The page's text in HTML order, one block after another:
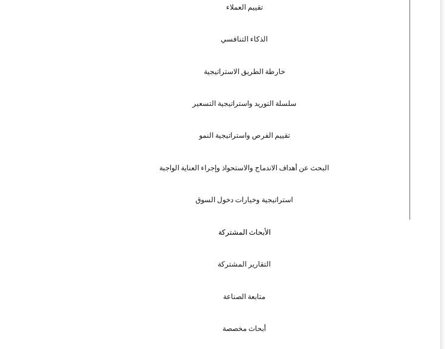
تقييم العملاء
الذكاء التنافسي
خارطة الطريق الاستراتيجية
سلسلة التوريد واستراتيجية التسعير
تقييم الفرص واستراتيجية النمو
البحث عن أهداف الاندماج والاستحواذ وإجراء العناية الواجبة
استراتيجية وخيارات دخول السوق
الأبحاث المشتركة
التقارير المشتركة
متابعة الصناعة
أبحاث مخصصة